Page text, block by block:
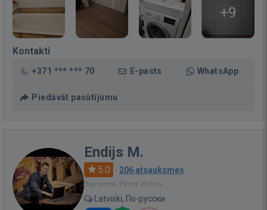
+9
Kontakti
+371 *** *** 70 E-pasts WhatsApp
Piedāvāt pasūtījumu
Endijs M.
5.0 · 206 atsauksmes
Bija vietnē: Pirms 29 min.
Latviski, По-русски